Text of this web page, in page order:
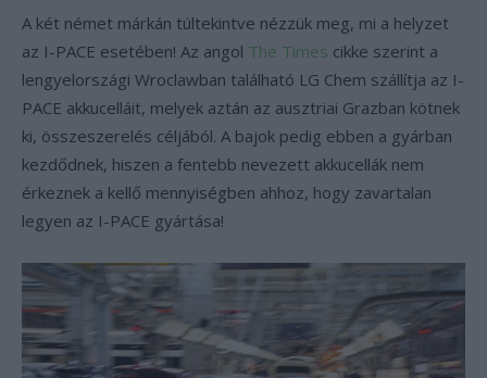
A két német márkán túltekintve nézzük meg, mi a helyzet
az I-PACE esetében! Az angol The Times cikke szerint a
lengyelországi Wroclawban található LG Chem szállítja az I-
PACE akkucelláit, melyek aztán az ausztriai Grazban kötnek
ki, összeszerelés céljából. A bajok pedig ebben a gyárban
kezdődnek, hiszen a fentebb nevezett akkucellák nem
érkeznek a kellő mennyiségben ahhoz, hogy zavartalan
legyen az I-PACE gyártása!